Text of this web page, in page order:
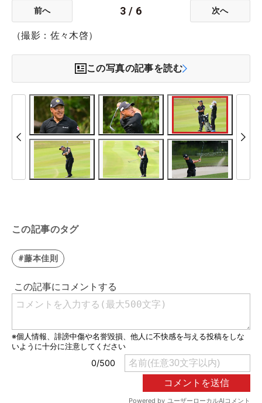
前へ 3 / 6 次へ
（撮影：佐々木啓）
この写真の記事を読む
この記事のタグ
#藤本佳則